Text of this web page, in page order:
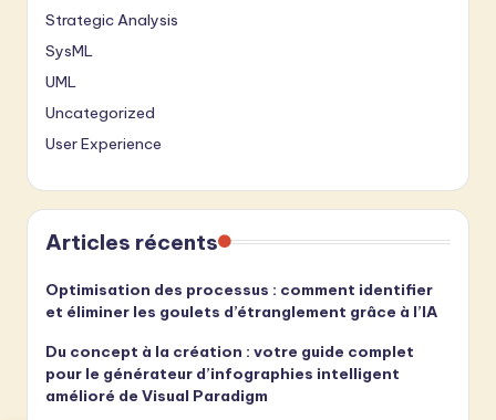
Strategic Analysis
SysML
UML
Uncategorized
User Experience
Articles récents
Optimisation des processus : comment identifier
et éliminer les goulets d’étranglement grâce à l’IA
Du concept à la création : votre guide complet
pour le générateur d’infographies intelligent
amélioré de Visual Paradigm